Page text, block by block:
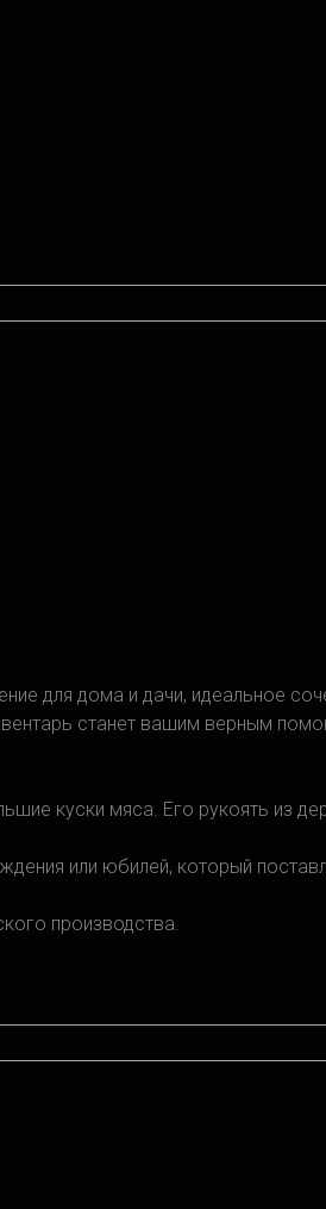
для дома и дачи, идеальное
станет вашим верным
куски мяса. Его рукоять из
или юбилей, который
производства.